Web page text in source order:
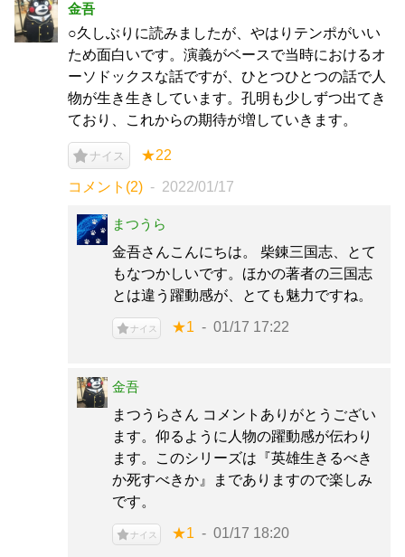
金吾
○久しぶりに読みましたが、やはりテンポがいい
ため面白いです。演義がベースで当時におけるオ
ーソドックスな話ですが、ひとつひとつの話で人
物が生き生きしています。孔明も少しずつ出てき
ており、これからの期待が増していきます。
ナイス ★22
コメント(2) 2022/01/17
まつうら
金吾さんこんにちは。 柴錬三国志、とて
もなつかしいです。ほかの著者の三国志
とは違う躍動感が、とても魅力ですね。
ナイス ★1 01/17 17:22
金吾
まつうらさん コメントありがとうござい
ます。仰るように人物の躍動感が伝わり
ます。このシリーズは『英雄生きるべき
か死すべきか』までありますので楽しみ
です。
ナイス ★1 01/17 18:20